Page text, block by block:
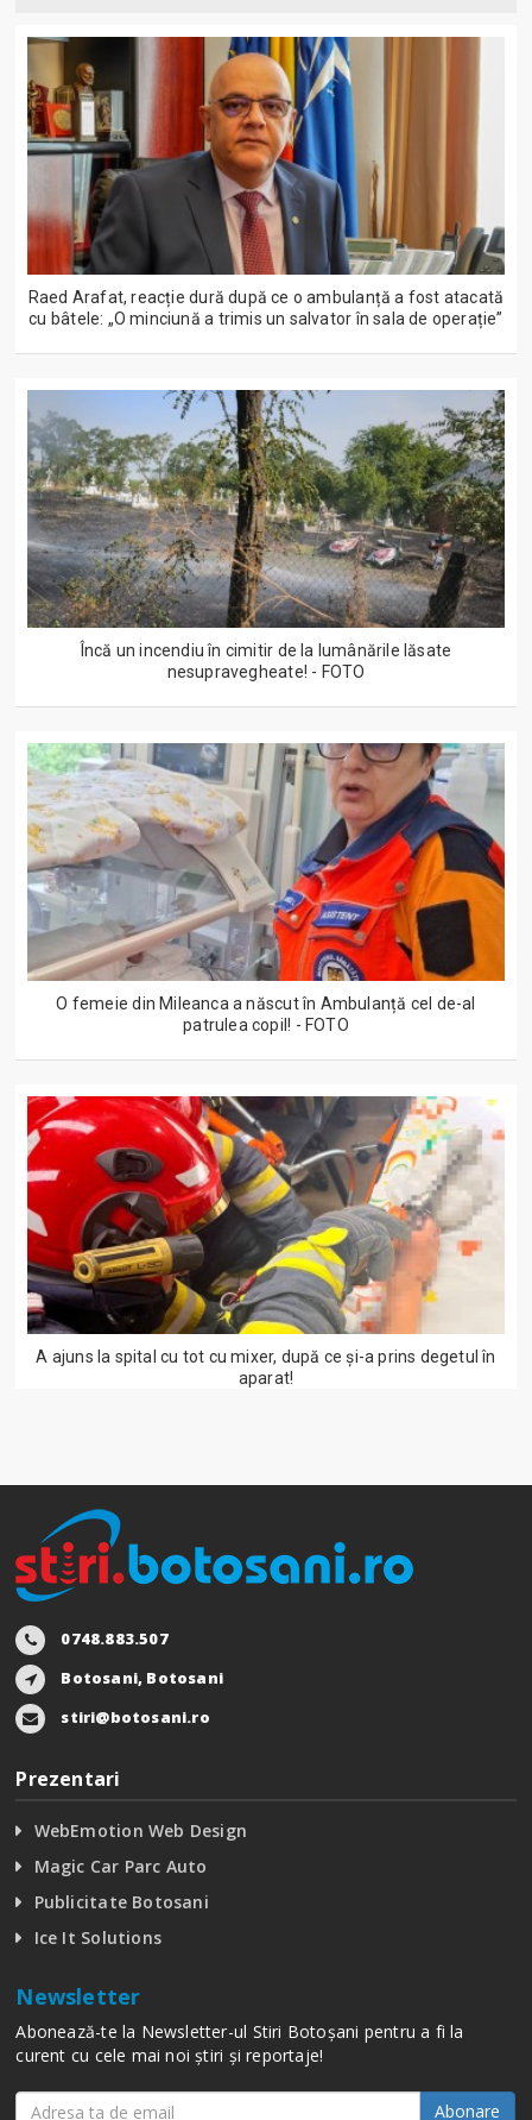
Raed Arafat, reacție dură după ce o ambulanță a fost atacată
cu bâtele: „O minciună a trimis un salvator în sala de operație”
Încă un incendiu în cimitir de la lumânările lăsate
nesupravegheate! - FOTO
O femeie din Mileanca a născut în Ambulanță cel de-al
patrulea copil! - FOTO
A ajuns la spital cu tot cu mixer, după ce și-a prins degetul în
aparat!
0748.883.507
Botosani, Botosani
stiri@botosani.ro
Prezentari
WebEmotion Web Design
Magic Car Parc Auto
Publicitate Botosani
Ice It Solutions
Newsletter
Abonează-te la Newsletter-ul Stiri Botoșani pentru a fi la
curent cu cele mai noi știri și reportaje!
Abonare